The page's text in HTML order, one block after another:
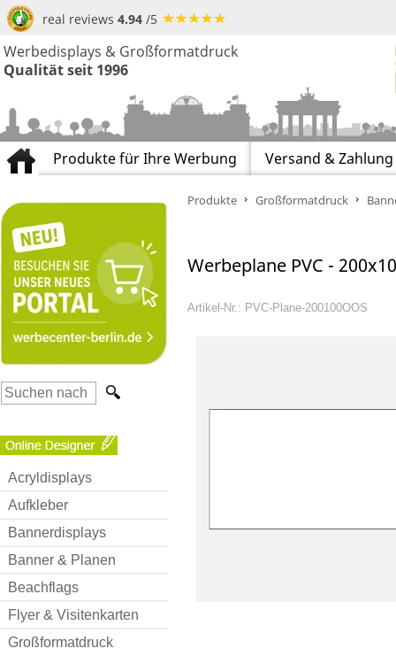
real reviews 4.94 /5
Werbedisplays & Großformatdruck
Qualität seit 1996
Produkte für Ihre Werbung Versand & Zahlung
Acryldisplays
Aufkleber
Bannerdisplays
Banner & Planen
Beachflags
Flyer & Visitenkarten
Großformatdruck
Produkte Großformatdruck
Werbeplane PVC -
Artikel-Nr.: PVC-Plane-200100OOS